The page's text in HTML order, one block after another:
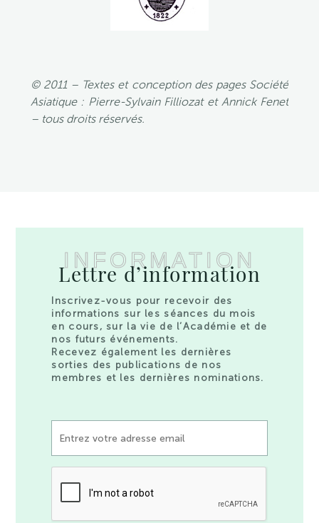
© 2011 – Textes et conception des pages Société
Asiatique : Pierre-Sylvain Filliozat et Annick Fenet
– tous droits réservés.
INFORMATION
Lettre d’information
Inscrivez-vous pour recevoir des
informations sur les séances du mois
en cours, sur la vie de l’Académie et de
nos futurs événements.
Recevez également les dernières
sorties des publications de nos
membres et les dernières nominations.